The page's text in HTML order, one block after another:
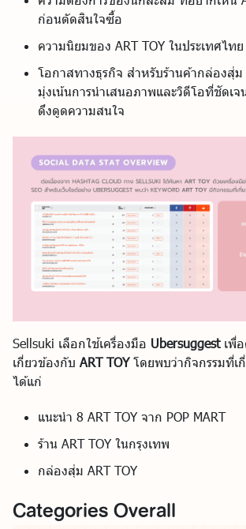
ก่อนตัดสินใจซื้อ
ความนิยมของ ART TOY ในประเทศไทย
โอกาสทางธุรกิจ สำหรับร้านค้ากล่องสุ่ม
มุ่งเน้นการนำเสนอภาพและวิดีโอที่ชัดเจ
ดึงดูดความสนใจ
Sellsuki เลือกใช้เครื่องมือ Ubersuggestเพื่
เกี่ยวข้องกับ ART TOYโดยพบว่ากิจกรรมที่เ
ได้แก่
แนะนำ 8 ART TOY จาก POP MART
ร้าน ART TOY ในกรุงเทพ
กล่องสุ่ม ART TOY
Categories Overall